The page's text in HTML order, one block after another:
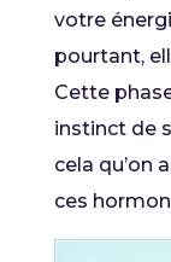
votre
pourtant,
Cette
instinct de
cela qu’on
ces